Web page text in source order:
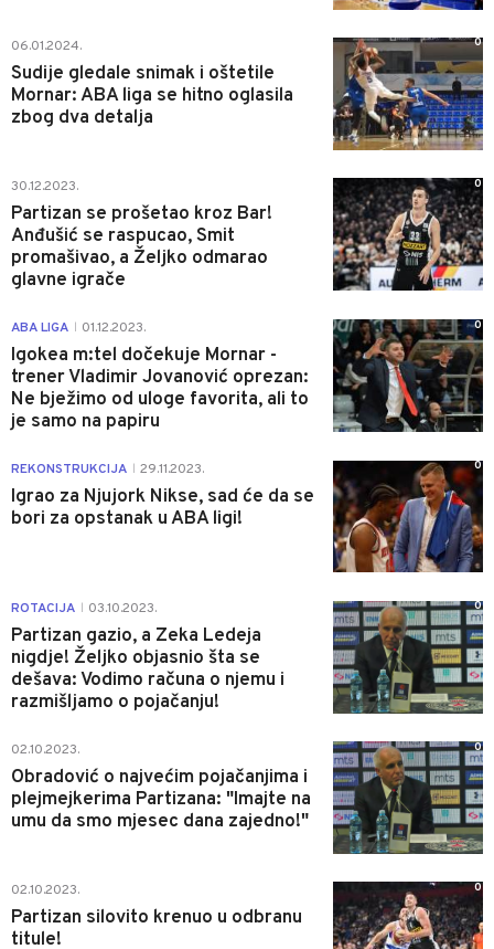
06.01.2024.
Sudije gledale snimak i oštetile
Mornar: ABA liga se hitno oglasila
zbog dva detalja
0
30.12.2023.
Partizan se prošetao kroz Bar!
Anđušić se raspucao, Smit
promašivao, a Željko odmarao
glavne igrače
0
ABA LIGA 01.12.2023.
Igokea m:tel dočekuje Mornar -
trener Vladimir Jovanović oprezan:
Ne bježimo od uloge favorita, ali to
je samo na papiru
0
REKONSTRUKCIJA 29.11.2023.
Igrao za Njujork Nikse, sad će da se
bori za opstanak u ABA ligi!
0
ROTACIJA 03.10.2023.
Partizan gazio, a Zeka Ledeja
nigdje! Željko objasnio šta se
dešava: Vodimo računa o njemu i
razmišljamo o pojačanju!
0
02.10.2023.
Obradović o najvećim pojačanjima i
plejmejkerima Partizana: "Imajte na
umu da smo mjesec dana zajedno!"
0
02.10.2023.
Partizan silovito krenuo u odbranu
titule!
0